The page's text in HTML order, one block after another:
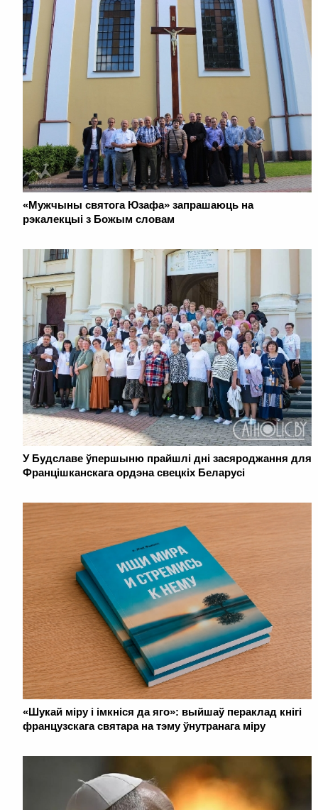
«Мужчыны святога Юзафа» запрашаюць на
рэкалекцыі з Божым словам
У Будславе ўпершыню прайшлі дні засяроджання для
Францішканскага ордэна свецкіх Беларусі
«Шукай міру і імкніся да яго»: выйшаў пераклад кнігі
французскага святара на тэму ўнутранага міру